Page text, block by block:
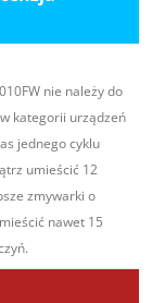
nie należy do
kategorii urządzeń
jednego cyklu
umieścić 12
zmywarki o
nawet 15